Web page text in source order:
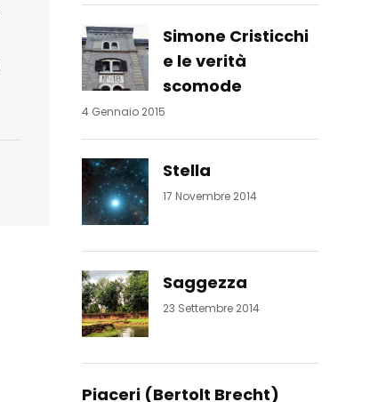
Simone Cristicchi
e le verità
scomode
4 Gennaio 2015
Stella
17 Novembre 2014
Saggezza
23 Settembre 2014
Piaceri (Bertolt Brecht)